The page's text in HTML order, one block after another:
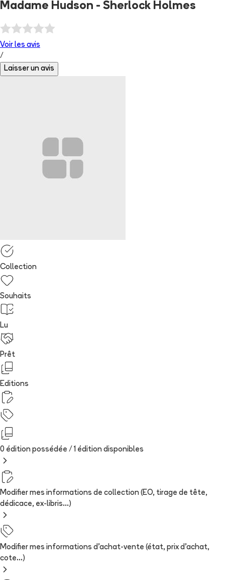
Madame Hudson - Sherlock Holmes
Voir les avis
/
Laisser un avis
Collection
Souhaits
Lu
Prêt
Editions
0 édition possédée / 1 édition disponibles
Modifier mes informations de collection (EO, tirage de tête,
dédicace, ex-libris...)
Modifier mes informations d'achat-vente (état, prix d'achat,
cote...)